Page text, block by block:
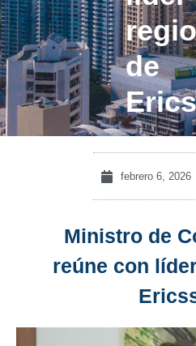
de
febrero 6, 2026
Ministro de
reúne con